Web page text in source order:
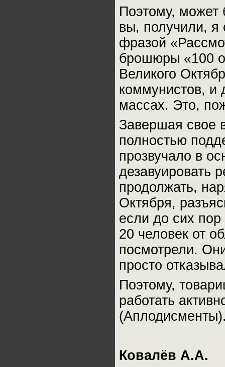
Поэтому, может
вы, получили, я
фразой
брошюры «100
Великого
коммунистов, и
массах. Это,
Завершая свое
полностью
прозвучало в
дезавуировать
продолжать,
Октября,
если до сих
20 человек от
посмотрели.
просто
Поэтому,
работать
Ковалёв А.А.